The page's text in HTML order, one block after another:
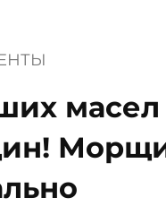
масел